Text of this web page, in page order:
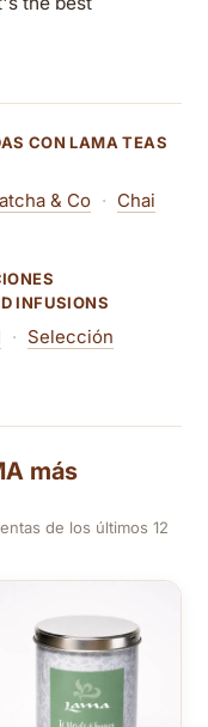
CON LAMA TEAS
& Co · Chai
INFUSIONS
· Selección
más
de los últimos 12